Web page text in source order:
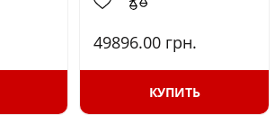
49896.00 грн.
КУПИТЬ